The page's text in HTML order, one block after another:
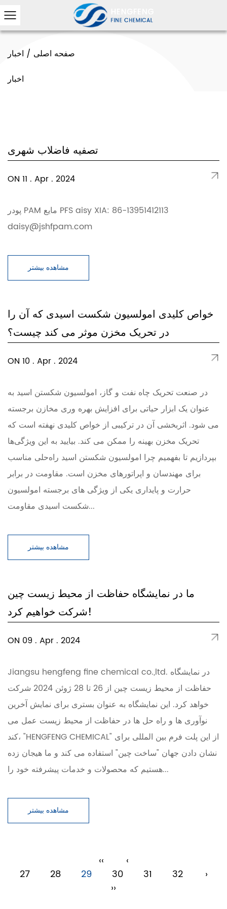
صفحه اصلی / اخبار
اخبار
تصفیه فاضلاب شهری
ON 11 . Apr . 2024
پودر PAM مایع PFS aisy XIA: 86-13951412113
daisy@jshfpam.com
مشاهده بیشتر
خواص کلیدی امولسیون شکست اسیدی که آن را
در تحریک مخزن موثر می کند چیست؟
ON 10 . Apr . 2024
در صنعت تحریک چاه نفت و گاز، امولسیون شکستن اسید به
عنوان یک ابزار حیاتی برای افزایش بهره وری مخازن برجسته
می شود. اثربخشی آن در ترکیبی از خواص کلیدی نهفته است که
تحریک مخزن بهینه را ممکن می کند. بیایید به این ویژگی‌ها
بپردازیم تا بفهمیم چرا امولسیون شکستن اسید راه‌حلی مناسب
برای مهندسان و اپراتورهای مخزن است. مقاومت در برابر
حرارت و پایداری یکی از ویژگی های برجسته امولسیون
شکست اسیدی مقاومت...
مشاهده بیشتر
ما در نمایشگاه حفاظت از محیط زیست چین
شرکت خواهیم کرد!
ON 09 . Apr . 2024
Jiangsu hengfeng fine chemical co.,ltd. در نمایشگاه
حفاظت از محیط زیست چین از 26 تا 28 ژوئن 2024 شرکت
خواهد کرد. این نمایشگاه به عنوان بستری برای نمایش آخرین
نوآوری ها و راه حل ها در حفاظت از محیط زیست عمل می
کند، "HENGFENG CHEMICAL" از این پلت فرم بین المللی برای
نشان دادن جهان "ساخت چین" استفاده می کند و ما هیجان زده
هستیم که محصولات و خدمات پیشرفته خود را...
مشاهده بیشتر
‹‹
‹
27
28 29 30 31 32
›
››